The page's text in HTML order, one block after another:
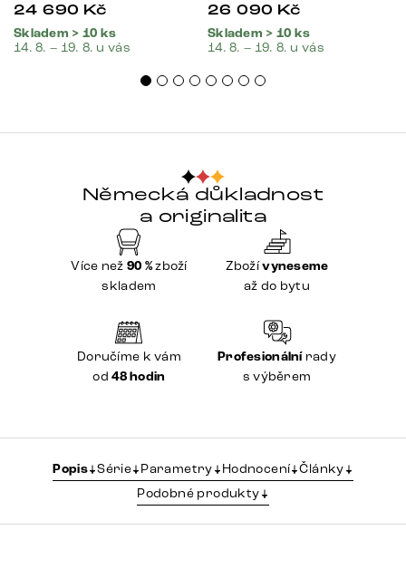
24 690 Kč
Skladem > 10 ks
14. 8. – 19. 8. u vás
26 090 Kč
Skladem > 10 ks
14. 8. – 19. 8. u vás
Německá důkladnost
a originalita
Více než 90 %zboží
skladem
Zbožívyneseme
až do bytu
Doručíme k vám
od48 hodin
Profesionálnírady
s výběrem
Popis Série Parametry Hodnocení Články
Podobné produkty